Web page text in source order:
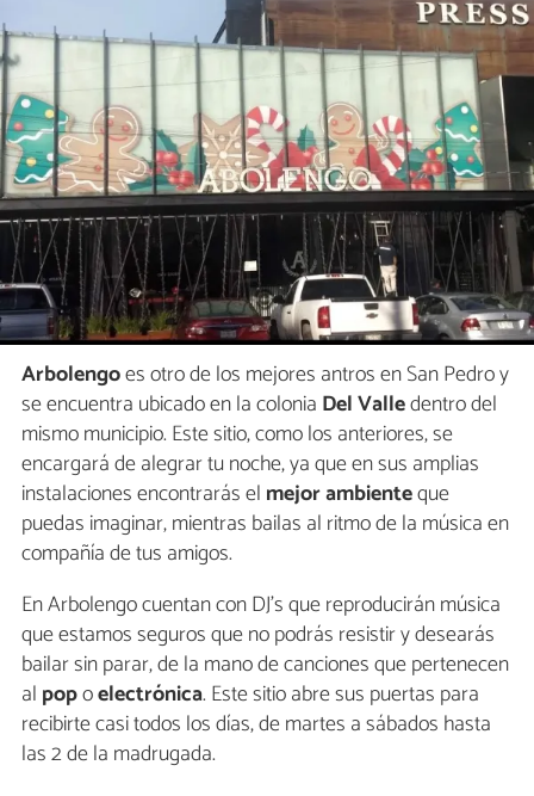
Arbolengoes otro de los mejores antros en San Pedro y
se encuentra ubicado en la colonia Del Valledentro del
mismo municipio. Este sitio, como los anteriores, se
encargará de alegrar tu noche, ya que en sus amplias
instalaciones encontrarás el mejor ambienteque
puedas imaginar, mientras bailas al ritmo de la música en
compañía de tus amigos.
En Arbolengo cuentan con DJ's que reproducirán música
que estamos seguros que no podrás resistir y desearás
bailar sin parar, de la mano de canciones que pertenecen
al popoelectrónica. Este sitio abre sus puertas para
recibirte casi todos los días, de martes a sábados hasta
las 2 de la madrugada.